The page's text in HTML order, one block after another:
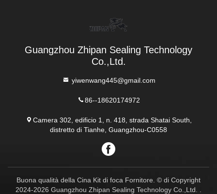
Guangzhou Zhipan Sealing Technology
Co.,Ltd.
yiwenwang445@gmail.com
86--18620174972
Camera 302, edificio 1, n. 418, strada Shatai South,
distretto di Tianhe, Guangzhou-C0558
Buona qualità della Cina Kit di foca Fornitore. © di Copyright
2024-2026 Guangzhou Zhipan Sealing Technology Co.,Ltd. .